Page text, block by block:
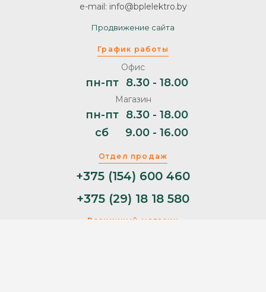
Отдел продаж
+375 (154) 600 460
+375 (29) 18 18 580
Розничный магазин
График работы
Офис
пн-пт 8.30 - 18.00
Магазин
пн-пт
8.30 - 18.00
сб
9.00 - 16.00
e-mail: info@bplelektro.by
Продвижение сайта